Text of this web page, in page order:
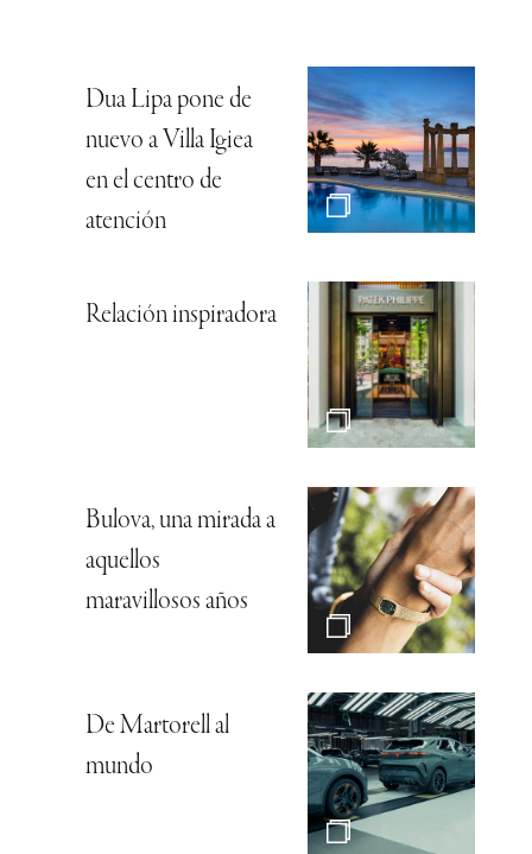
Dua Lipa pone de
nuevo a Villa Igiea
en el centro de
atención
Relación inspiradora
Bulova, una mirada a
aquellos
maravillosos años
De Martorell al
mundo